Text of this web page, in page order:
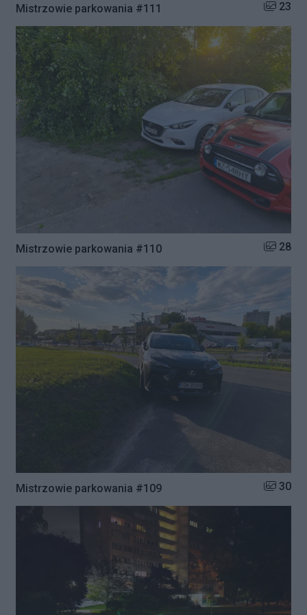
Mistrzowie parkowania #111 Liczba
23
Mistrzowie parkowania #110 Liczba
28
Mistrzowie parkowania #109 Liczba
30